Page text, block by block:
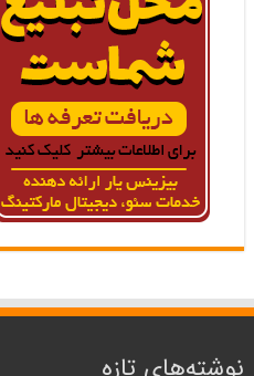
نوشته‌های تازه